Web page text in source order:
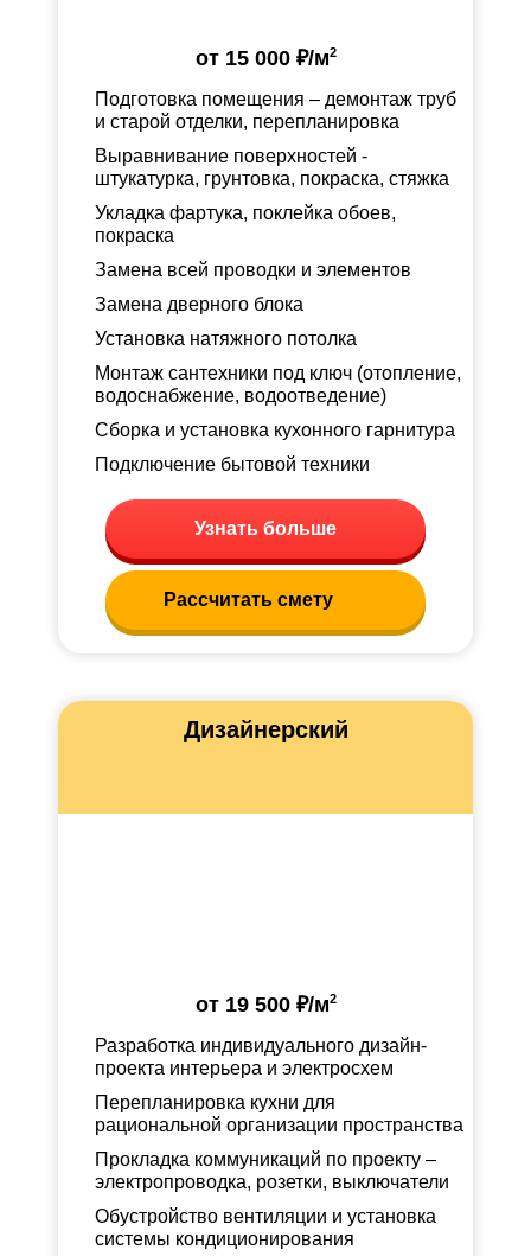
от15 000 ₽/м2
Подготовка помещения – демонтаж труб
и старой отделки, перепланировка
Выравнивание поверхностей -
штукатурка, грунтовка, покраска, стяжка
Укладка фартука, поклейка обоев,
покраска
Замена всей проводки и элементов
Замена дверного блока
Установка натяжного потолка
Монтаж сантехники под ключ (отопление,
водоснабжение, водоотведение)
Сборка и установка кухонного гарнитура
Подключение бытовой техники
Узнать больше
Рассчитать смету
Дизайнерский
от19 500 ₽/м2
Разработка индивидуального дизайн-
проекта интерьера и электросхем
Перепланировка кухни для
рациональной организации пространства
Прокладка коммуникаций по проекту –
электропроводка, розетки, выключатели
Обустройство вентиляции и установка
системы кондиционирования